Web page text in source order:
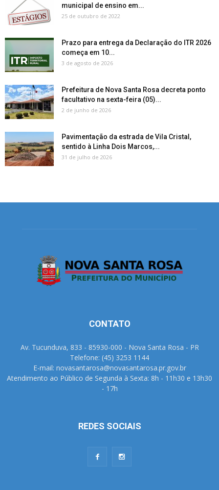
municipal de ensino em...
25 de outubro de 2022
Prazo para entrega da Declaração do ITR 2026
começa em 10...
3 de agosto de 2026
Prefeitura de Nova Santa Rosa decreta ponto
facultativo na sexta-feira (05)...
2 de junho de 2026
Pavimentação da estrada de Vila Cristal,
sentido à Linha Dois Marcos,...
31 de julho de 2026
CONTATO
Av. Tucunduva, 833 - 85930-000 - Nova Santa Rosa - PR
Telefone: (45) 3253 1144
E-mail: novasantarosa@novasantarosa.pr.gov.br
Atendimento ao Público de Segunda à Sexta: 8h - 11h30 e 13h30
- 17h
REDES SOCIAIS